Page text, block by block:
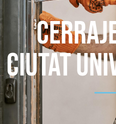
Ciutat